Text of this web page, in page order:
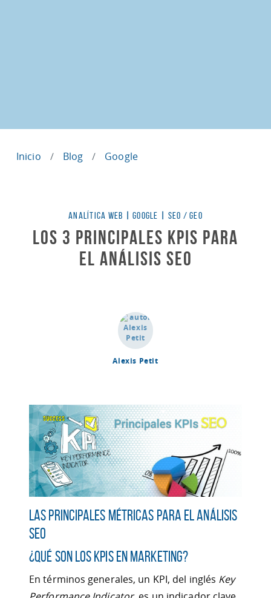
Inicio Blog Google
ANALÍTICA WEB |GOOGLE SEO / GEO
Los 3 principales KPIs para
el análisis SEO
Alexis Petit
Las principales métricas para el análisis
SEO
¿Qué son los KPIs en marketing?
En términos generales, un KPI, del inglés Key